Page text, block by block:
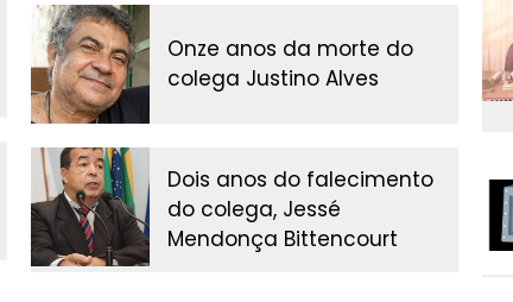
Onze anos da morte do
colega Justino Alves
Dois anos do falecimento
do colega, Jessé
Mendonça Bittencourt